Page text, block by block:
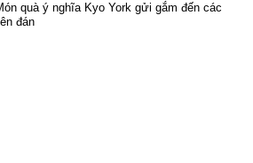
quà ý nghĩa Kyo York gửi gắm đến các
đán